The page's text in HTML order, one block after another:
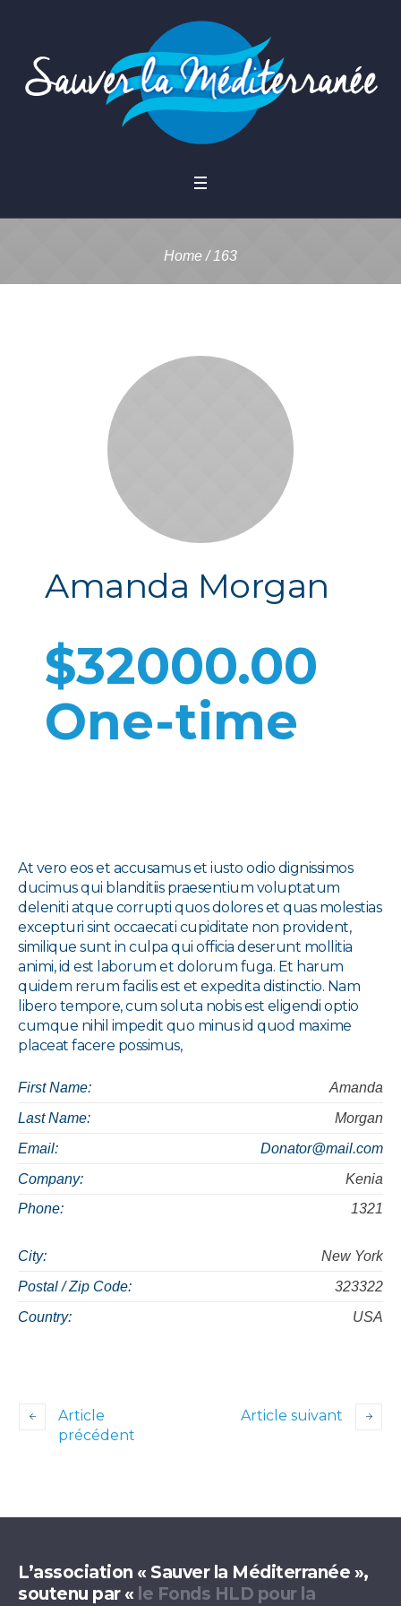
Home / 163
Amanda Morgan
$32000.00
One-time
At vero eos et accusamus et iusto odio dignissimos
ducimus qui blanditiis praesentium voluptatum
deleniti atque corrupti quos dolores et quas molestias
excepturi sint occaecati cupiditate non provident,
similique sunt in culpa qui officia deserunt mollitia
animi, id est laborum et dolorum fuga. Et harum
quidem rerum facilis est et expedita distinctio. Nam
libero tempore, cum soluta nobis est eligendi optio
cumque nihil impedit quo minus id quod maxime
placeat facere possimus,
First Name:
Amanda
Last Name:
Morgan
Email:
Donator@mail.com
Company:
Kenia
Phone:
1321
City:
New York
Postal / Zip Code:
323322
Country:
USA
Article
précédent
Article suivant
L’association « Sauver la Méditerranée »,
soutenu par « le Fonds HLD pour la